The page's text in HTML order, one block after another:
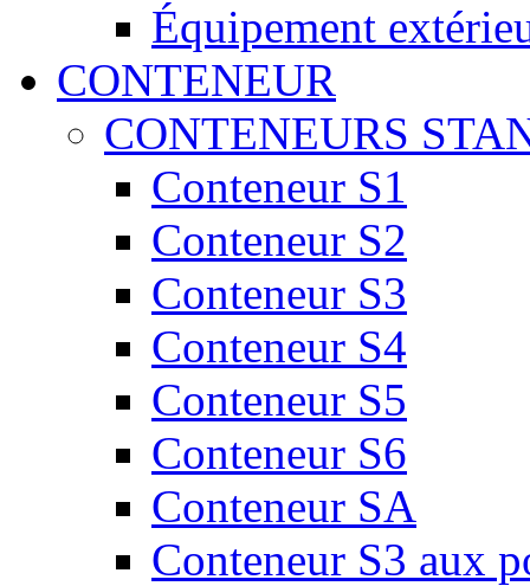
Équipement
CONTENEUR
CONTENEURS
Conteneur S1
Conteneur S2
Conteneur S3
Conteneur S4
Conteneur S5
Conteneur S6
Conteneur SA
Conteneur S3 aux